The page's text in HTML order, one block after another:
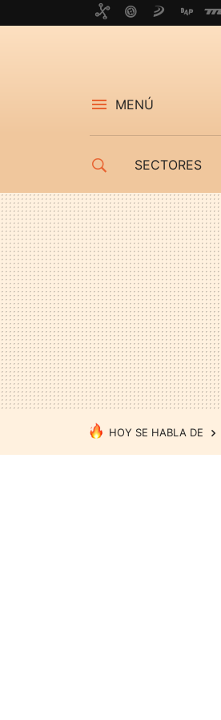
MENÚ
SECTORES
HOY SE HABLA DE